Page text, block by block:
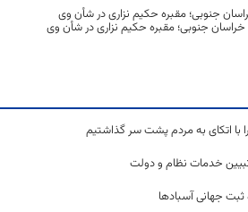
جنوبی؛ مقبره حکیم نزاری در شأن وی
جنوبی؛ مقبره حکیم نزاری در شأن وی
با اتکای به مردم پشت سر گذاشتیم
خدمات نظام و دولت
جهانی آسبادها